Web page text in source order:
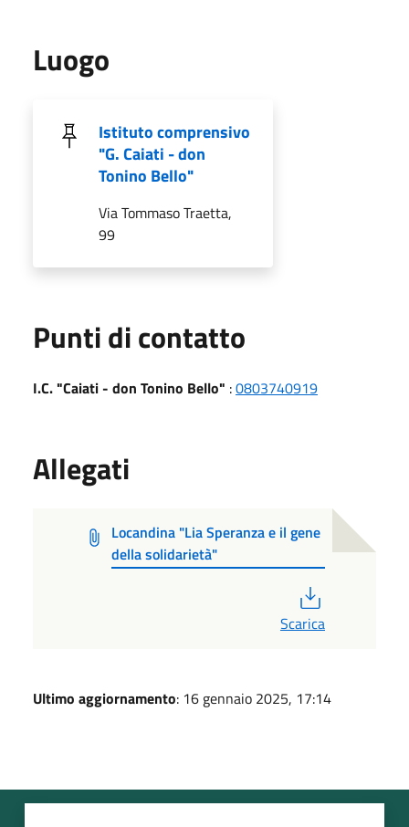
Luogo
Istituto comprensivo
"G. Caiati - don
Tonino Bello"
Via Tommaso Traetta,
99
Punti di contatto
I.C. "Caiati - don Tonino Bello" :0803740919
Allegati
Locandina "Lia Speranza e il gene
della solidarietà"
Scarica
Ultimo aggiornamento: 16 gennaio 2025, 17:14